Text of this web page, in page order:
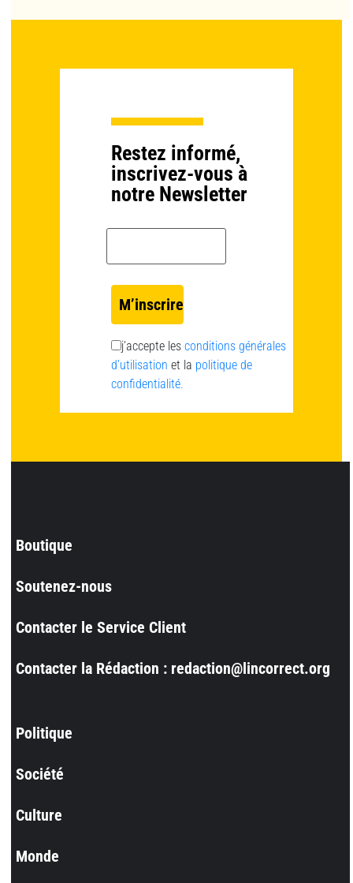
Restez informé,
inscrivez-vous à
notre Newsletter
j’accepte les conditions générales
d’utilisation et la politique de
confidentialité.
Boutique
Soutenez-nous
Contacter le Service Client
Contacter la Rédaction : redaction@lincorrect.org
Politique
Société
Culture
Monde